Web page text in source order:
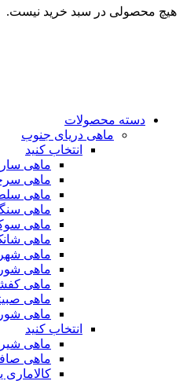
هیچ محصولی در سبد خرید نیست.
دسته محصولات
ماهی دریای جنوب
انتخاب کنید
ماهی
ماهی
ماهی
ماهی
ماهی
ماهی
ماهی
ماهی
ماهی
ماهی
ماهی
انتخاب کنید
ماهی شیر
ماهی
کالاماری